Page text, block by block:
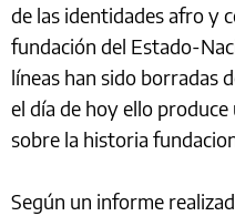
de las identidades afro y
fundación del Estado-
líneas han sido borradas
el día de hoy ello
sobre la historia
Según un informe